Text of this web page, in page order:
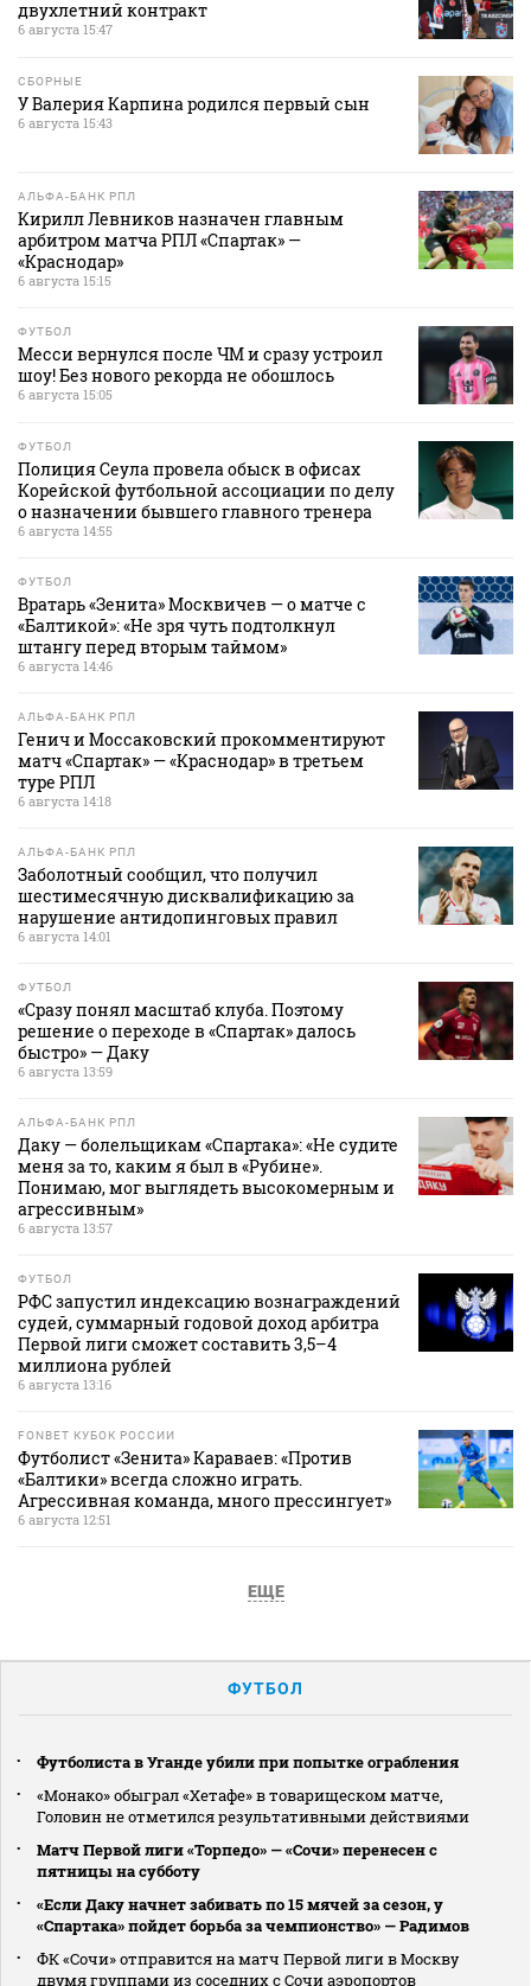
двухлетний контракт
6 августа 15:47
СБОРНЫЕ
У Валерия Карпина родился первый сын
6 августа 15:43
АЛЬФА-БАНК РПЛ
Кирилл Левников назначен главным
арбитром матча РПЛ «Спартак» —
«Краснодар»
6 августа 15:15
ФУТБОЛ
Месси вернулся после ЧМ и сразу устроил
шоу! Без нового рекорда не обошлось
6 августа 15:05
ФУТБОЛ
Полиция Сеула провела обыск в офисах
Корейской футбольной ассоциации по делу
о назначении бывшего главного тренера
6 августа 14:55
ФУТБОЛ
Вратарь «Зенита» Москвичев — о матче с
«Балтикой»: «Не зря чуть подтолкнул
штангу перед вторым таймом»
6 августа 14:46
АЛЬФА-БАНК РПЛ
Генич и Моссаковский прокомментируют
матч «Спартак» — «Краснодар» в третьем
туре РПЛ
6 августа 14:18
АЛЬФА-БАНК РПЛ
Заболотный сообщил, что получил
шестимесячную дисквалификацию за
нарушение антидопинговых правил
6 августа 14:01
ФУТБОЛ
«Сразу понял масштаб клуба. Поэтому
решение о переходе в «Спартак» далось
быстро» — Даку
6 августа 13:59
АЛЬФА-БАНК РПЛ
Даку — болельщикам «Спартака»: «Не судите
меня за то, каким я был в «Рубине».
Понимаю, мог выглядеть высокомерным и
агрессивным»
6 августа 13:57
ФУТБОЛ
РФС запустил индексацию вознаграждений
судей, суммарный годовой доход арбитра
Первой лиги сможет составить 3,5–4
миллиона рублей
6 августа 13:16
FONBET КУБОК РОССИИ
Футболист «Зенита» Караваев: «Против
«Балтики» всегда сложно играть.
Агрессивная команда, много прессингует»
6 августа 12:51
ЕЩЕ
ФУТБОЛ
Футболиста в Уганде убили при попытке ограбления
«Монако» обыграл «Хетафе» в товарищеском матче,
Головин не отметился результативными действиями
Матч Первой лиги «Торпедо» — «Сочи» перенесен с
пятницы на субботу
«Если Даку начнет забивать по 15 мячей за сезон, у
«Спартака» пойдет борьба за чемпионство» — Радимов
ФК «Сочи» отправится на матч Первой лиги в Москву
двумя группами из соседних с Сочи аэропортов